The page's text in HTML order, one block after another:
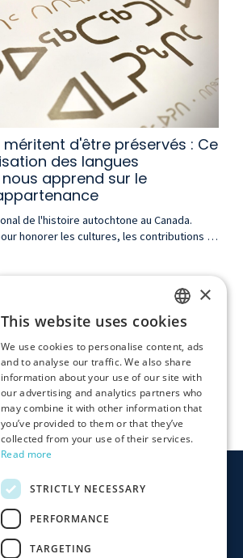
d'être préservés : Ce
des langues
apprend sur le
de l'histoire autochtone au Canada.
honorer les cultures, les contributions et
véritable réconciliation. Cette année, nous
réflexion par une porte différente : celle du
| Abonnez-vous
Consulting
ENGLISH
FRENCH
×
This website uses cookies
We use cookies to personalise content, ads
and to analyse our traffic. We also share
information about your use of our site with
our advertising and analytics partners who
may combine it with other information that
you’ve provided to them or that they’ve
collected from your use of their services.
Read more
STRICTLY NECESSARY
PERFORMANCE
TARGETING